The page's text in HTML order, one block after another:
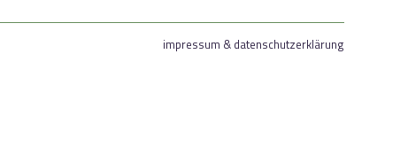
impressum & datenschutzerklärung